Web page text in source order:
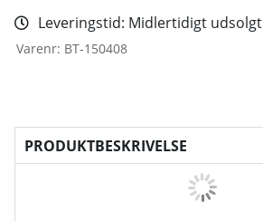
Leveringstid: Midlertidigt udsolgt
Varenr: BT-150408
PRODUKTBESKRIVELSE